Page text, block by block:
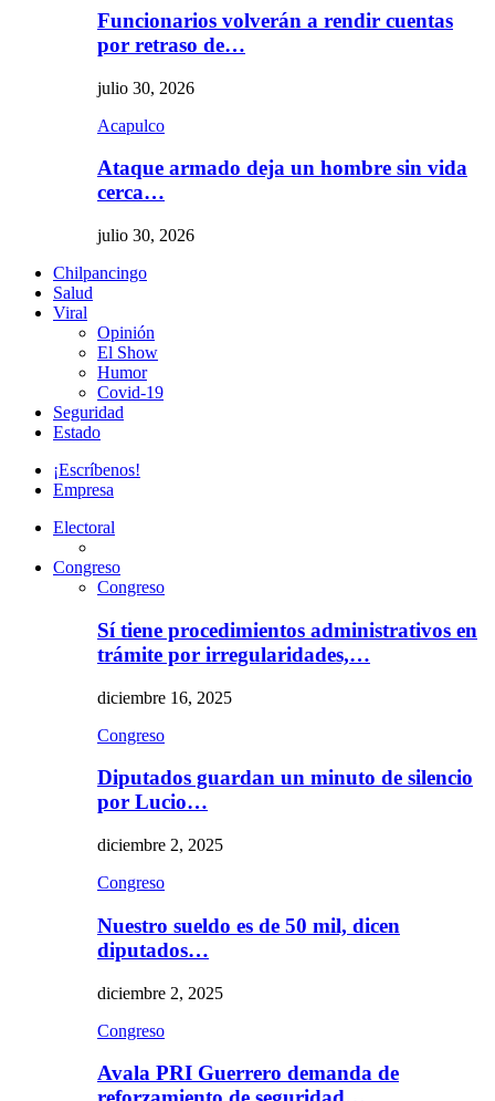
Funcionarios volverán a rendir cuentas
por retraso de…
julio 30, 2026
Acapulco
Ataque armado deja un hombre sin vida
cerca…
julio 30, 2026
Chilpancingo
Salud
Viral
Opinión
El Show
Humor
Covid-19
Seguridad
Estado
¡Escríbenos!
Empresa
Electoral
Congreso
Congreso
Sí tiene procedimientos administrativos en
trámite por irregularidades,…
diciembre 16, 2025
Congreso
Diputados guardan un minuto de silencio
por Lucio…
diciembre 2, 2025
Congreso
Nuestro sueldo es de 50 mil, dicen
diputados…
diciembre 2, 2025
Congreso
Avala PRI Guerrero demanda de